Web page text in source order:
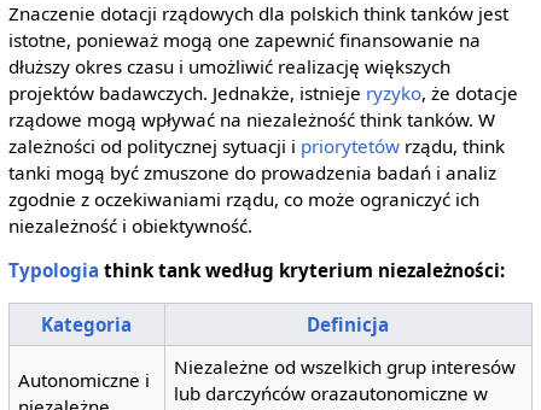
Znaczenie dotacji rządowych dla polskich think tanków jest
istotne, ponieważ mogą one zapewnić finansowanie na
dłuższy okres czasu i umożliwić realizację większych
projektów badawczych. Jednakże, istnieje ryzyko, że dotacje
rządowe mogą wpływać na niezależność think tanków. W
zależności od politycznej sytuacji i priorytetówrządu, think
tanki mogą być zmuszone do prowadzenia badań i analiz
zgodnie z oczekiwaniami rządu, co może ograniczyć ich
niezależność i obiektywność.
Typologia think tank według kryterium niezależności:
Kategoria Definicja
Autonomiczne i
Niezależne od wszelkich grup interesów
lub darczyńców orazautonomiczne w